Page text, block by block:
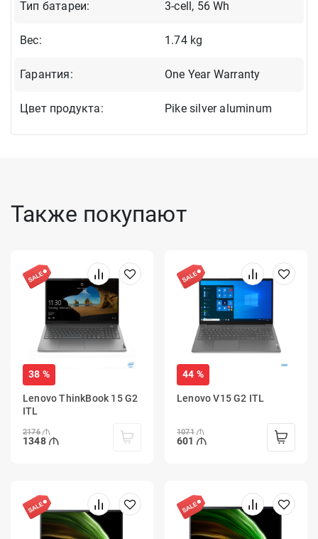
Тип батареи: 3-cell, 56 Wh
Вес: 1.74 kg
Гарантия: One Year Warranty
Цвет продукта: Pike silver aluminum
Также покупают
38 %
Lenovo ThinkBook 15 G2
ITL
2176
1348
44 %
Lenovo V15 G2 ITL
1071
601